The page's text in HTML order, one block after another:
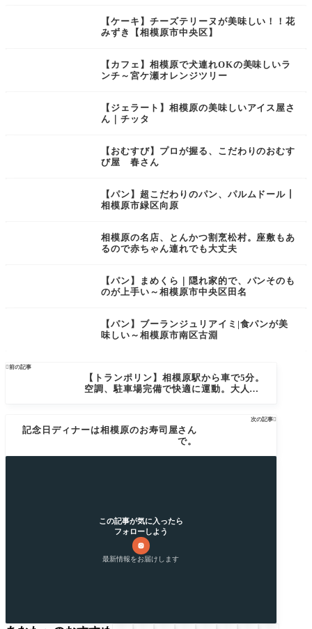
【ケーキ】チーズテリーヌが美味しい！！花
みずき【相模原市中央区】
【カフェ】相模原で犬連れOKの美味しいラ
ンチ～宮ケ瀬オレンジツリー
【ジェラート】相模原の美味しいアイス屋さ
ん｜チッタ
【おむすび】プロが握る、こだわりのおむす
び屋 春さん
【パン】超こだわりのパン、パルムドール┃
相模原市緑区向原
相模原の名店、とんかつ割烹松村。座敷もあ
るので赤ちゃん連れでも大丈夫
【パン】まめくら｜隠れ家的で、パンそのも
のが上手い～相模原市中央区田名
【パン】ブーランジュリアイミ|食パンが美
味しい～相模原市南区古淵
前の記事
【トランポリン】相模原駅から車で5分。
空調、駐車場完備で快適に運動。大人も
次の記事
記念日ディナーは相模原のお寿司屋さん
で。
この記事が気に入ったら
フォローしよう
最新情報をお届けします